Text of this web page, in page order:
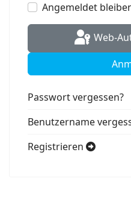
Angemeldet
Web-
Passwort vergessen?
Benutzername
Registrieren